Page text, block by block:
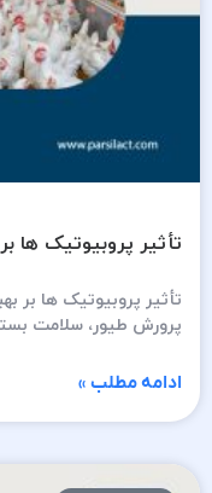
تأثیر پروبیوتیک ها
تأثیر پروبیوتیک ها بر
پرورش طیور، سلامت
ادامه مطلب »